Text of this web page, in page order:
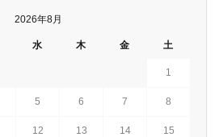
2026年8月
水 木 金 土
1
5 6 7 8
12 13 14 15